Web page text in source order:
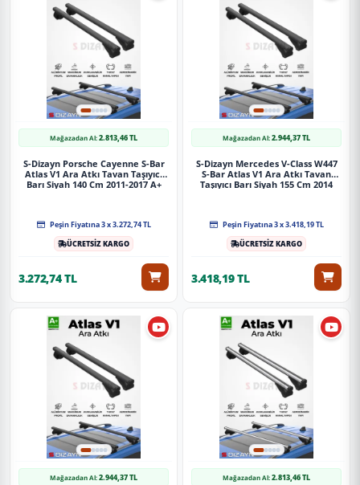
Mağazadan Al:2.813,46 TL
S-Dizayn Porsche Cayenne S-Bar
Atlas V1 Ara Atkı Tavan Taşıyıcı
Barı Siyah 140 Cm 2011-2017 A+
Peşin Fiyatına 3 x 3.272,74 TL
ÜCRETSİZ KARGO
3.272,74 TL
Mağazadan Al:2.944,37 TL
S-Dizayn Mercedes V-Class W447
S-Bar Atlas V1 Ara Atkı Tavan
Taşıyıcı Barı Siyah 155 Cm 2014
Peşin Fiyatına 3 x 3.418,19 TL
ÜCRETSİZ KARGO
3.418,19 TL
Mağazadan Al:2.944,37 TL Mağazadan Al:2.813,46 TL